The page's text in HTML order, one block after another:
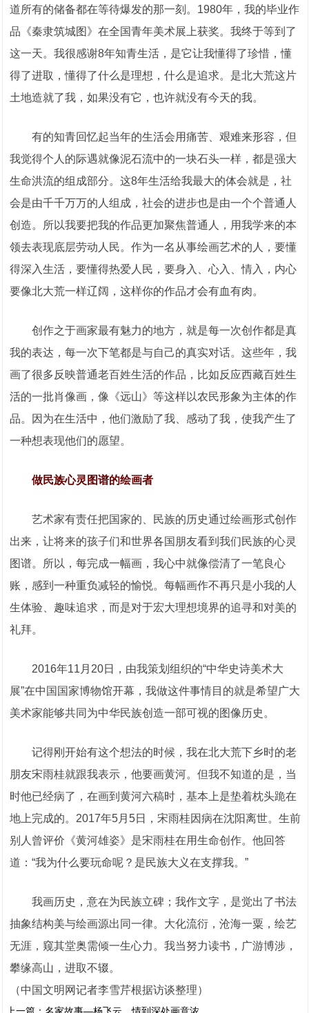
道所有的储备都在等待爆发的那一刻。1980年，我的毕业作
品《秦隶筑城图》在全国青年美术展上获奖。我终于等到了
这一天。我很感谢8年知青生活，是它让我懂得了珍惜，懂
得了进取，懂得了什么是理想，什么是追求。是北大荒这片
土地造就了我，如果没有它，也许就没有今天的我。
有的知青回忆起当年的生活会用痛苦、艰难来形容，但
我觉得个人的际遇就像泥石流中的一块石头一样，都是强大
生命洪流的组成部分。这8年生活给我最大的体会就是，社
会是由千千万万的人组成，社会的进步也是由一个个普通人
创造。所以我要把我的作品更加聚焦普通人，用我学来的本
领去表现底层劳动人民。作为一名从事绘画艺术的人，要懂
得深入生活，要懂得热爱人民，要身入、心入、情入，内心
要像北大荒一样辽阔，这样你的作品才会有血有肉。
创作之于画家最有魅力的地方，就是每一次创作都是真
我的表达，每一次下笔都是与自己的真实对话。这些年，我
画了很多反映普通老百姓生活的作品，比如反应西藏百姓生
活的一批肖像画，像《远山》等这样以农民形象为主体的作
品。因为在生活中，他们激励了我、感动了我，使我产生了
一种想表现他们的愿望。
做民族心灵图谱的绘画者
艺术家有责任把国家的、民族的历史通过绘画形式创作
出来，让将来的孩子们和世界各国朋友看到我们民族的心灵
图谱。所以，每完成一幅画，我心中就像偿清了一笔良心
账，感到一种重负减轻的愉悦。每幅画作不再只是小我的人
生体验、趣味追求，而是对于宏大理想境界的追寻和对美的
礼拜。
2016年11月20日，由我策划组织的“中华史诗美术大
展”在中国国家博物馆开幕，我做这件事情目的就是希望广大
美术家能够共同为中华民族创造一部可视的图像历史。
记得刚开始有这个想法的时候，我在北大荒下乡时的老
朋友宋雨桂就跟我表示，他要画黄河。但我不知道的是，当
时他已经病了，在画到黄河六稿时，基本上是垫着枕头跪在
地上完成的。2017年5月5日，宋雨桂因病在沈阳离世。生前
别人曾评价《黄河雄姿》是宋雨桂在用生命创作。他回答
道：“我为什么要玩命呢？是民族大义在支撑我。”
我画历史，意在为民族立碑；我作文字，是觉出了书法
抽象结构美与绘画源出同一律。大化流衍，沧海一粟，绘艺
无涯，窥其堂奥需倾一生心力。我当努力读书，广游博涉，
攀缘高山，进取不辍。
（中国文明网记者李雪芹根据访谈整理）